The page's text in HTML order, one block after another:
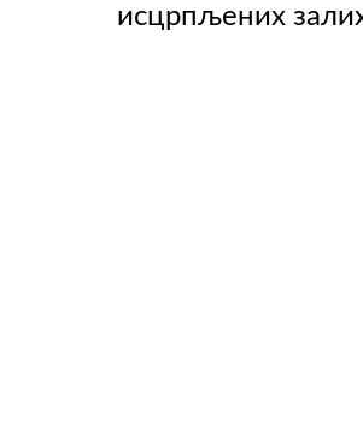
исцрпљених